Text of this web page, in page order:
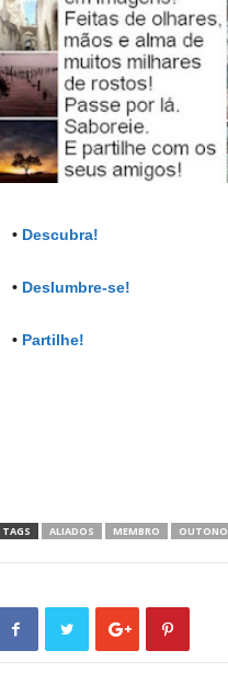
• Descubra!
• Deslumbre-se!
• Partilhe!
TAGS ALIADOS MEMBRO OUTONO